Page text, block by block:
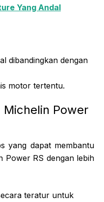
Yang Andal
dibandingkan dengan
motor tertentu.
Power
yang dapat membantu
Power RS dengan lebih
teratur untuk